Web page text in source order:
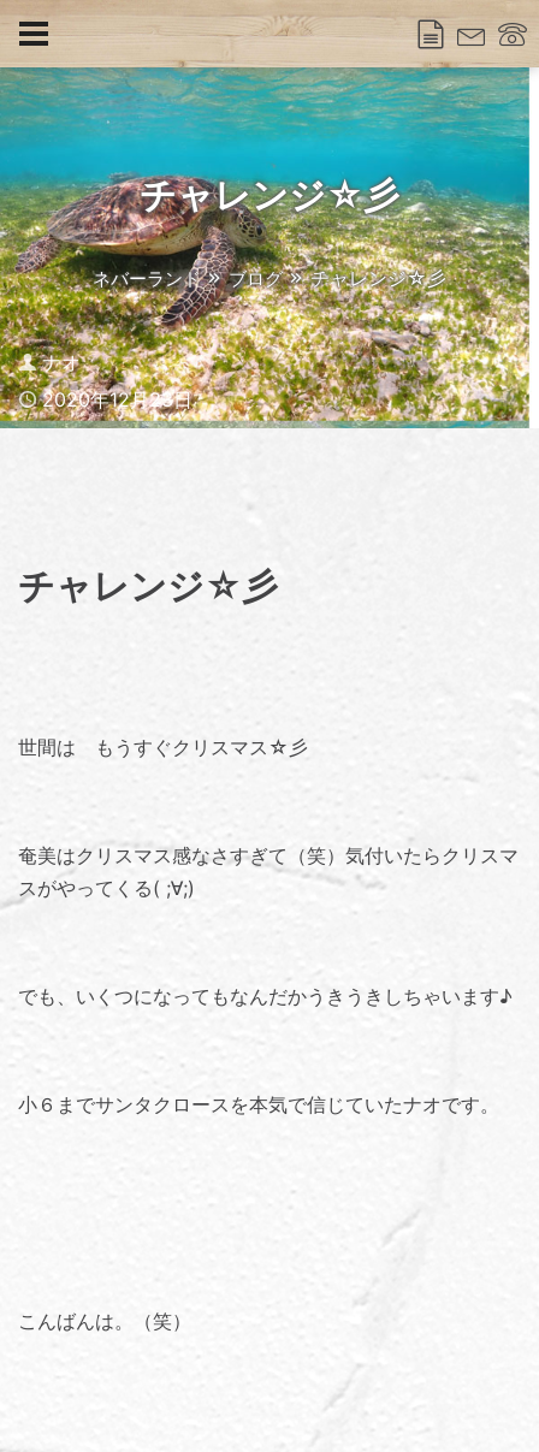
チャレンジ☆彡
ネバーランド ブログ チャレンジ☆彡
Author
ナオ
Published
2020年12月23日
チャレンジ☆彡
世間は もうすぐクリスマス☆彡
奄美はクリスマス感なさすぎて（笑）気付いたらクリスマ
スがやってくる( ;∀;)
でも、いくつになってもなんだかうきうきしちゃいます♪
小６までサンタクロースを本気で信じていたナオです。
こんばんは。（笑）